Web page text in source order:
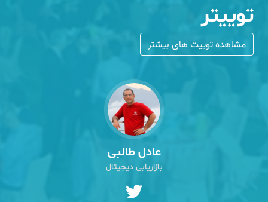
توییتر
مشاهده توییت های بیشتر
عادل طالبی
بازاریابی دیجیتال